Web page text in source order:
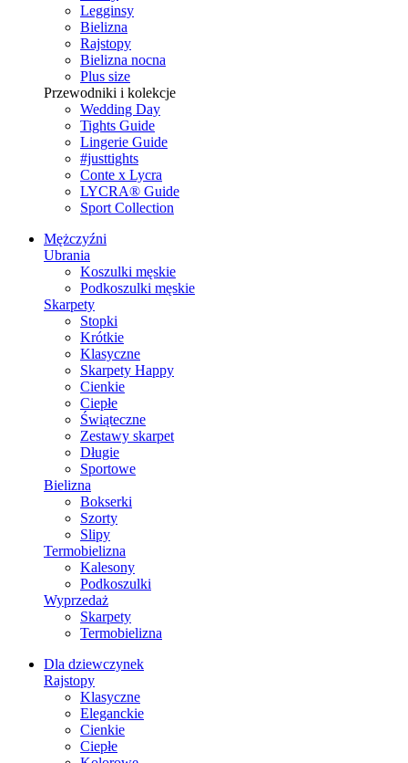
Legginsy
Bielizna
Rajstopy
Bielizna nocna
Plus size
Przewodniki i kolekcje
Wedding Day
Tights Guide
Lingerie Guide
#justtights
Conte x Lycra
LYCRA® Guide
Sport Сollection
Mężczyźni
Ubrania
Koszulki męskie
Podkoszulki męskie
Skarpety
Stopki
Krótkie
Klasyczne
Skarpety Happy
Cienkie
Ciepłe
Świąteczne
Zestawy skarpet
Długie
Sportowe
Bielizna
Bokserki
Szorty
Slipy
Termobielizna
Kalesony
Podkoszulki
Wyprzedaż
Skarpety
Termobielizna
Dla dziewczynek
Rajstopy
Klasyczne
Eleganckie
Cienkie
Ciepłe